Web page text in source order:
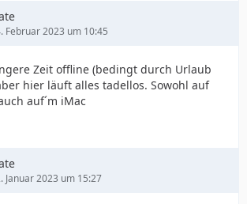
Februar 2023 um 10:45
Zeit offline (bedingt durch Urlaub
hier läuft alles tadellos. Sowohl auf
auf´m iMac
Januar 2023 um 15:27